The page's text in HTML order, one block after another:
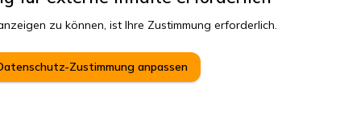
zu können, ist Ihre Zustimmung erforderlich.
Zustimmung anpassen